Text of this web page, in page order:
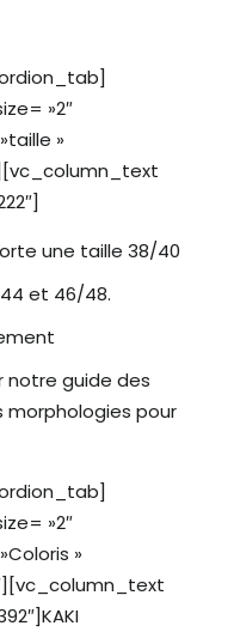
»2″
»
une taille 38/40
et 46/48.
notre guide des
morphologies pour
»2″
»